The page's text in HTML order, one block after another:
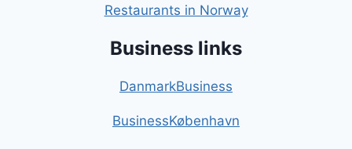
Restaurants in Norway
Business links
DanmarkBusiness
BusinessKøbenhavn